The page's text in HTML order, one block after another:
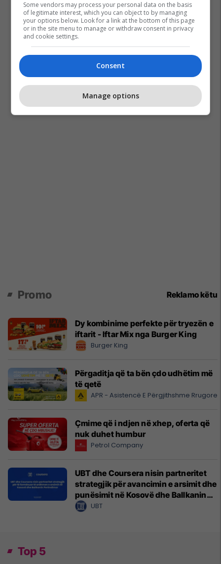
Promo Reklamo këtu
Dy kombinime perfekte për tryezën e
iftarit - Iftar Mix nga Burger King
Burger King
Përgaditja që ta bën çdo udhëtim më
të qetë
APR - Asistencë E Përgjithshme Rrugore
Çmime që i ndjen në xhep, oferta që
nuk duhet humbur
Petrol Company
UBT dhe Coursera nisin partneritet
strategjik për avancimin e arsimit dhe
punësimit në Kosovë dhe Ballkanin
Perëndimor
UBT
Top 5
Some vendors may process your personal data on the basis
of legitimate interest, which you can object to by managing
your options below. Look for a link at the bottom of this page
or in the site menu to manage or withdraw consent in privacy
and cookie settings.
Consent
Manage options